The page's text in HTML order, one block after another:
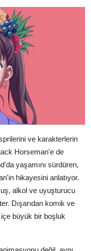
ve karakterlerin
Horseman'e de
yaşamını sürdüren,
hikayesini anlatıyor.
alkol ve uyuşturucu
Dışarıdan komik ve
büyük bir boşluk